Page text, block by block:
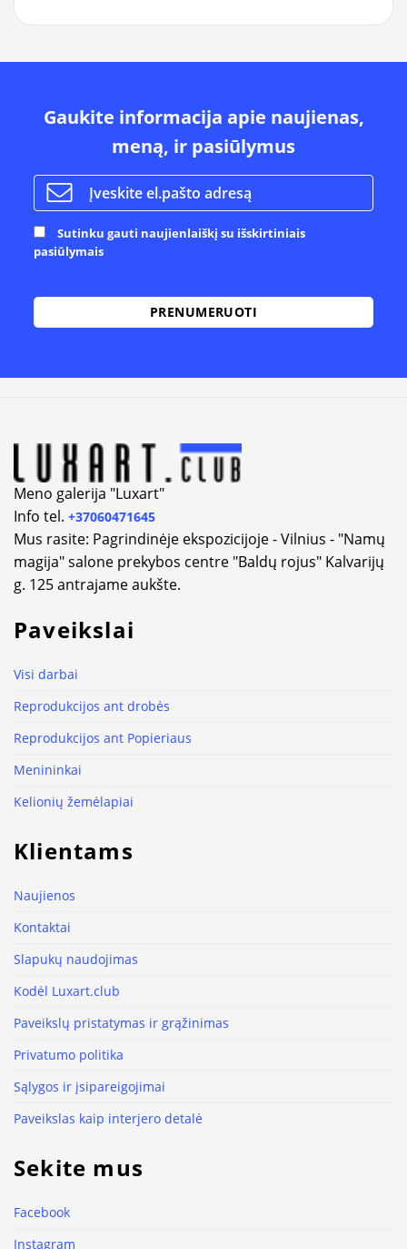
Gaukite informacija apie naujienas,
meną, ir pasiūlymus
Sutinku gauti naujienlaiškį su išskirtiniais
pasiūlymais
Meno galerija "Luxart"
Info tel. +37060471645
Mus rasite: Pagrindinėje ekspozicijoje - Vilnius - "Namų
magija" salone prekybos centre "Baldų rojus" Kalvarijų
g. 125 antrajame aukšte.
Paveikslai
Visi darbai
Reprodukcijos ant drobės
Reprodukcijos ant Popieriaus
Menininkai
Kelionių žemėlapiai
Klientams
Naujienos
Kontaktai
Slapukų naudojimas
Kodėl Luxart.club
Paveikslų pristatymas ir grąžinimas
Privatumo politika
Sąlygos ir įsipareigojimai
Paveikslas kaip interjero detalė
Sekite mus
Facebook
Instagram